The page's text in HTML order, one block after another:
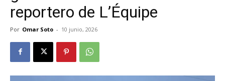
reportero de L’Équipe
Por Omar Soto - 10 junio, 2026